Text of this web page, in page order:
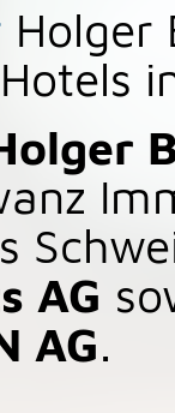
Holger
AG
AG.